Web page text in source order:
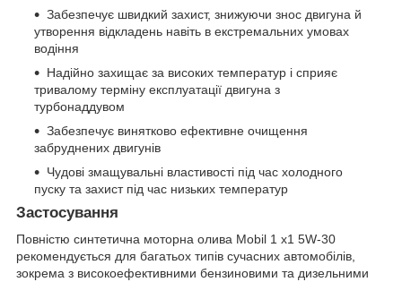
Забезпечує швидкий захист, знижуючи знос двигуна й
утворення відкладень навіть в екстремальних умовах
водіння
Надійно захищає за високих температур і сприяє
тривалому терміну експлуатації двигуна з
турбонаддувом
Забезпечує винятково ефективне очищення
забруднених двигунів
Чудові змащувальні властивості під час холодного
пуску та захист під час низьких температур
Застосування
Повністю синтетична моторна олива Mobil 1 x1 5W-30
рекомендується для багатьох типів сучасних автомобілів,
зокрема з високоефективними бензиновими та дизельними